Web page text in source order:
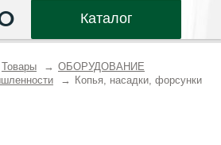
Каталог
Товары
ОБОРУДОВАНИЕ
Копья, насадки, форсунки